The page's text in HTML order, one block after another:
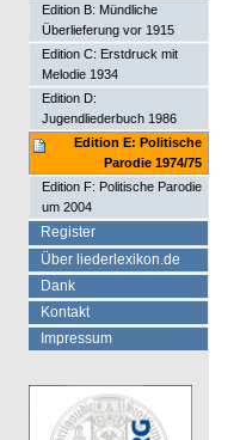
Edition B: Mündliche
Überlieferung vor 1915
Edition C: Erstdruck mit
Melodie 1934
Edition D:
Jugendliederbuch 1986
Edition E: Politische
Parodie 1974/75
Edition F: Politische Parodie
um 2004
Register
Über liederlexikon.de
Dank
Kontakt
Impressum